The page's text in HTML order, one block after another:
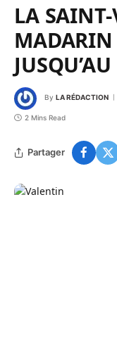
LA
MADARIN
By LA RÉDACTION
2 Mins Read
Partager